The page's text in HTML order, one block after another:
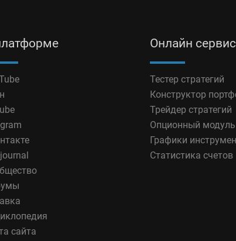
сайта
Онлайн
Тестер стратегий
Конструктор
Трейдер стратегий
Опционный модуль
Графики
Статистика счетов